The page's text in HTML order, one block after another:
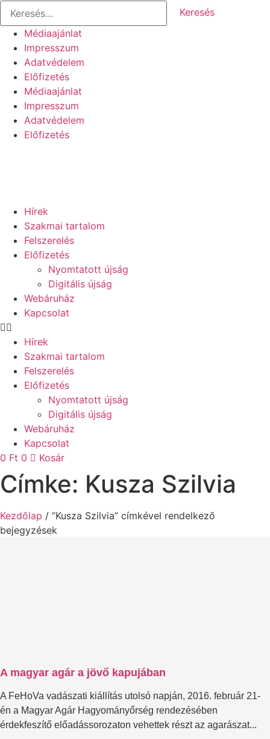
Ugrás
a
tartalomhoz
Keresés:
Médiaajánlat
Impresszum
Adatvédelem
Előfizetés
Médiaajánlat
Impresszum
Adatvédelem
Előfizetés
Hírek
Szakmai tartalom
Felszerelés
Előfizetés
Nyomtatott újság
Digitális újság
Webáruház
Kapcsolat
Hírek
Szakmai tartalom
Felszerelés
Előfizetés
Nyomtatott újság
Digitális újság
Webáruház
Kapcsolat
0 Ft 0 Kosár
Címke: Kusza Szilvia
Kezdőlap / “Kusza Szilvia” címkével rendelkező
bejegyzések
A magyar agár a jövő kapujában
A FeHoVa vadászati kiállítás utolsó napján, 2016. február 21-
én a Magyar Agár Hagyományőrség rendezésében
érdekfeszítő előadássorozaton vehettek részt az agarászat...